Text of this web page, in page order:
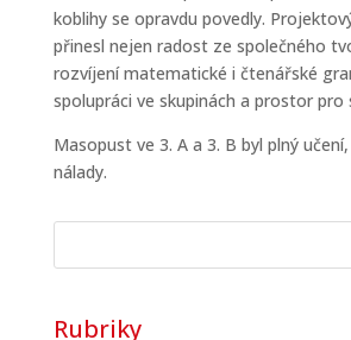
koblihy se opravdu povedly.
přinesl nejen radost ze společného
rozvíjení matematické i čtenářské
spolupráci ve skupinách a prostor pro
Masopust ve 3. A a 3. B byl plný
nálady.
Rubriky